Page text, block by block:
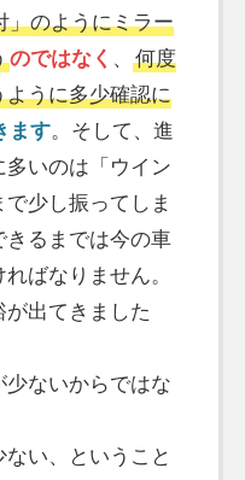
」のようにミラー
のではなく 、何度
うに多少確認に
ます。そして、進
いのは「ウイン
少し振ってしま
きるまでは今の車
ばなりません。
が出てきました
少ないからではな
ない、ということ